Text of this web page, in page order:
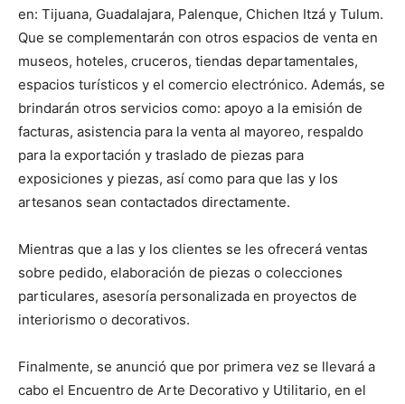
en: Tijuana, Guadalajara, Palenque, Chichen Itzá y Tulum.
Que se complementarán con otros espacios de venta en
museos, hoteles, cruceros, tiendas departamentales,
espacios turísticos y el comercio electrónico. Además, se
brindarán otros servicios como: apoyo a la emisión de
facturas, asistencia para la venta al mayoreo, respaldo
para la exportación y traslado de piezas para
exposiciones y piezas, así como para que las y los
artesanos sean contactados directamente.
Mientras que a las y los clientes se les ofrecerá ventas
sobre pedido, elaboración de piezas o colecciones
particulares, asesoría personalizada en proyectos de
interiorismo o decorativos.
Finalmente, se anunció que por primera vez se llevará a
cabo el Encuentro de Arte Decorativo y Utilitario, en el